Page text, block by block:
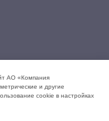
АО «Компания
и другие
cookie в настройках